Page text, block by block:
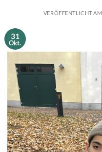
VERÖFFENTLICHT AM
31
Okt.